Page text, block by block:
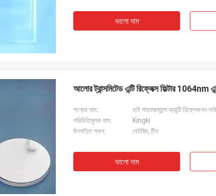
ভালো দাম
আলোর ট্রান্সমিটেড এন্টি রিফ্লেক্স ফিল্টার 1064nm
পণ্যের নাম:
হাই পারফরম্যান্স অ্যান্টি রিফ্লেকশন
পরিচিতিমুলক নাম:
Kingki
উৎপত্তি স্থল:
বেইজিং, চীন
ভালো দাম